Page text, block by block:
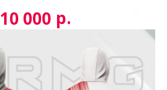
10 000 р.